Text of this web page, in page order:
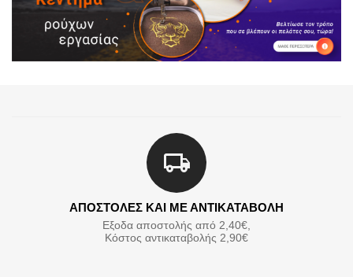
ΑΠΟΣΤΟΛΕΣ ΚΑΙ ΜΕ ΑΝΤΙΚΑΤΑΒΟΛΗ
Εξοδα αποστολής από 2,40€,
Κόστος αντικαταβολής 2,90€